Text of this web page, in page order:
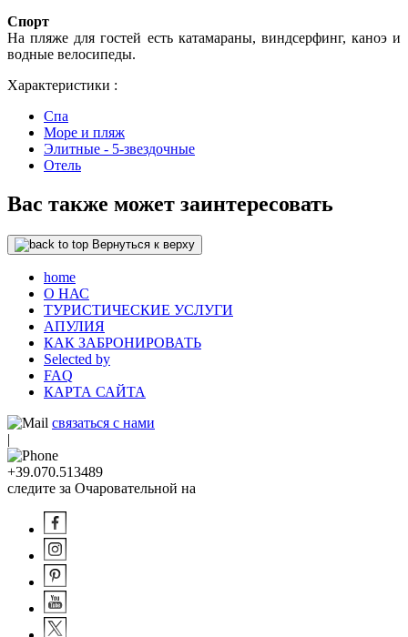
Спорт
На пляже для гостей есть катамараны, виндсерфинг, каноэ и
водные велосипеды.
Характеристики :
Спа
Море и пляж
Элитные - 5-звездочные
Отель
Вас также может заинтересовать
Вернуться к верху
home
О НАС
ТУРИСТИЧЕСКИЕ УСЛУГИ
АПУЛИЯ
КАК ЗАБРОНИРОВАТЬ
Selected by
FAQ
КАРТА САЙТА
связаться с нами
|
+39.070.513489
следите за Очаровательной на